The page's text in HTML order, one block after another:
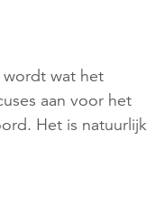
wat het
aan voor het
Het is natuurlijk